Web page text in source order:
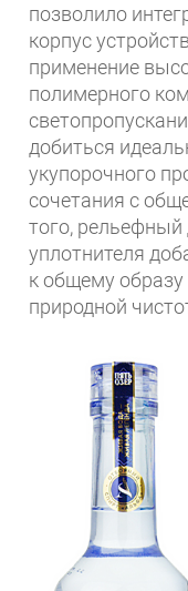
позволило
корпус
применение
полимерного
добиться
укупорочного
сочетания с
того, рельефный
уплотнителя
к общему образу
природной